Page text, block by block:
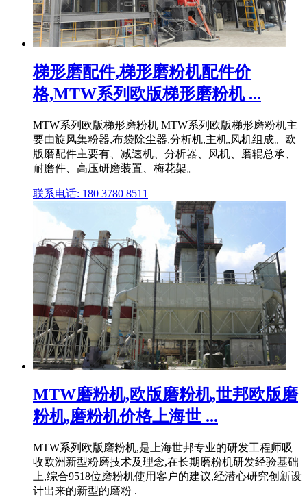
梯形磨配件,梯形磨粉机配件价
格,MTW系列欧版梯形磨粉机 ...
MTW系列欧版梯形磨粉机 MTW系列欧版梯形磨粉机主
要由旋风集粉器,布袋除尘器,分析机,主机,风机组成。欧
版磨配件主要有、减速机、分析器、风机、磨辊总承、
耐磨件、高压研磨装置、梅花架。
联系电话: 180 3780 8511
MTW磨粉机,欧版磨粉机,世邦欧版磨
粉机,磨粉机价格上海世 ...
MTW系列欧版磨粉机,是上海世邦专业的研发工程师吸
收欧洲新型粉磨技术及理念,在长期磨粉机研发经验基础
上,综合9518位磨粉机使用客户的建议,经潜心研究创新设
计出来的新型的磨粉 .